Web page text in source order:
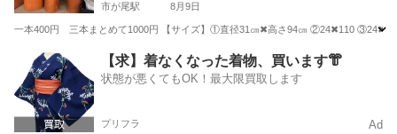
市が尾駅 8月9日
一本400円 三本まとめて1000円 【サイズ】①直径31㎝✖︎高さ94㎝ ②24✖︎110 ③24✖︎57
神奈川 市が尾駅 その他
【求】着なくなった着物、買います👘
状態が悪くてもOK！最大限買取します
プリフラ Ad